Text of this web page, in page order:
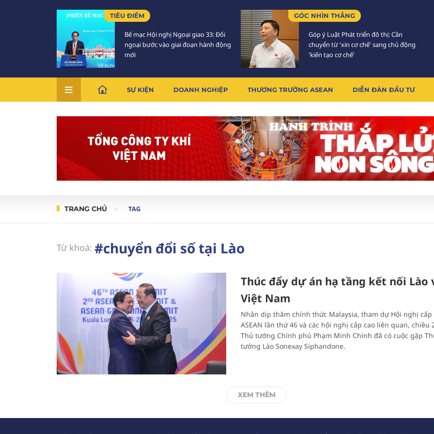
TIÊU ĐIỂM
Bế mạc Hội nghị Ngoại giao 33: Đối
ngoại bước vào giai đoạn hành động
mới
GÓC NHÌN THẲNG
Góp ý Luật Phát triển đô thị: Cần
chuyển từ 'xin cơ chế' sang chủ động
'kiến tạo cơ chế'
SỰ KIỆN DOANH NGHIỆP THƯƠNG TRƯỜNG ASEAN DIỄN ĐÀN ĐẦU TƯ
TRANG CHỦ TAG
Từ khoá: #chuyển đổi số tại Lào
Thúc đẩy dự án hạ tầng kết nối Lào
Việt Nam
Nhân dịp thăm chính thức Malaysia, tham dự Hội nghị cấp
ASEAN lần thứ 46 và các hội nghị cấp cao liên quan, chiều
Thủ tướng Chính phủ Phạm Minh Chính đã có cuộc gặp
tướng Lào Sonexay Siphandone.
XEM THÊM